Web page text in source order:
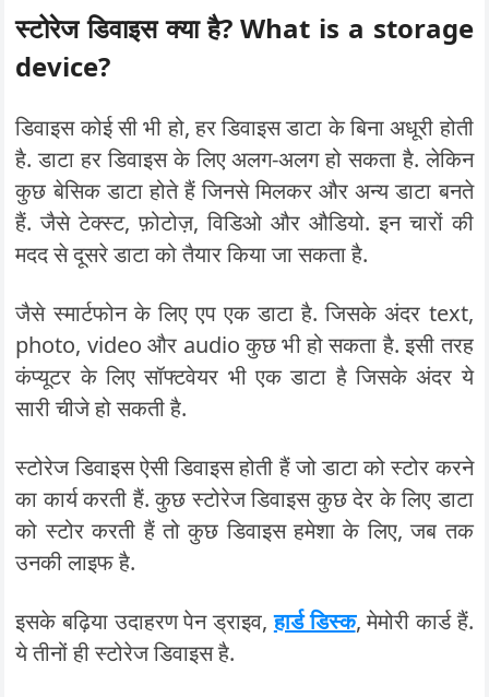
स्टोरेज डिवाइस क्या है? What is a storage
device?
डिवाइस कोई सी भी हो, हर डिवाइस डाटा के बिना अधूरी होती
है. डाटा हर डिवाइस के लिए अलग-अलग हो सकता है. लेकिन
कुछ बेसिक डाटा होते हैं जिनसे मिलकर और अन्य डाटा बनते
हैं. जैसे टेक्स्ट, फ़ोटोज़, विडिओ और औडियो. इन चारों की
मदद से दूसरे डाटा को तैयार किया जा सकता है.
जैसे स्मार्टफोन के लिए एप एक डाटा है. जिसके अंदर text,
photo, video और audio कुछ भी हो सकता है. इसी तरह
कंप्यूटर के लिए सॉफ्टवेयर भी एक डाटा है जिसके अंदर ये
सारी चीजे हो सकती है.
स्टोरेज डिवाइस ऐसी डिवाइस होती हैं जो डाटा को स्टोर करने
का कार्य करती हैं. कुछ स्टोरेज डिवाइस कुछ देर के लिए डाटा
को स्टोर करती हैं तो कुछ डिवाइस हमेशा के लिए, जब तक
उनकी लाइफ है.
इसके बढ़िया उदाहरण पेन ड्राइव,हार्ड डिस्क, मेमोरी कार्ड हैं.
ये तीनों ही स्टोरेज डिवाइस है.